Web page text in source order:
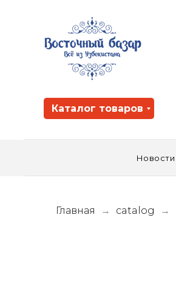
Каталог товаров
Новости
Главная catalog